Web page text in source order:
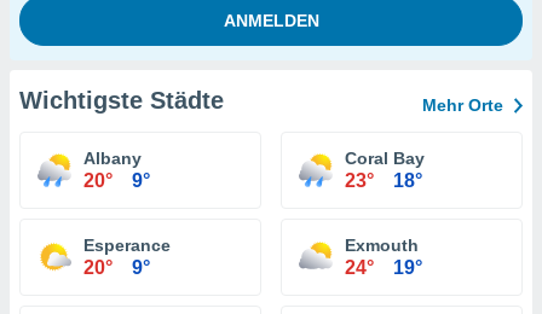
Wichtigste Städte Mehr Orte
Albany
20° 9°
Coral Bay
23° 18°
Esperance
20° 9°
Exmouth
24° 19°